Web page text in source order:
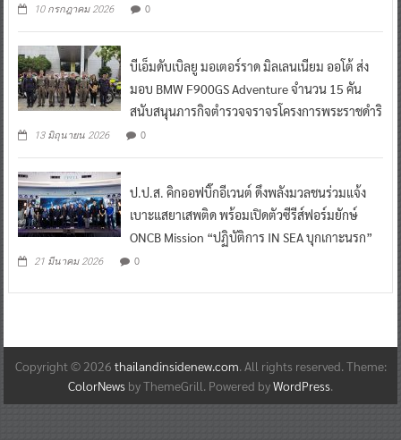
10 กรกฎาคม 2026 0
บีเอ็มดับเบิลยู มอเตอร์ราด มิลเลนเนียม ออโต้ ส่ง
มอบ BMW F900GS Adventure จำนวน 15 คัน
สนับสนุนภารกิจตำรวจจราจรโครงการพระราชดำริ
13 มิถุนายน 2026 0
ป.ป.ส. คิกออฟบิ๊กอีเวนต์ ดึงพลังมวลชนร่วมแจ้ง
เบาะแสยาเสพติด พร้อมเปิดตัวซีรีส์ฟอร์มยักษ์
ONCB Mission “ปฏิบัติการ IN SEA บุกเกาะนรก”
21 มีนาคม 2026 0
Copyright © 2026 thailandinsidenew.com. All rights reserved. Theme:
ColorNews by ThemeGrill. Powered byWordPress.